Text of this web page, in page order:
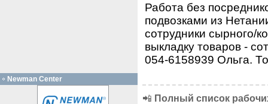
Работа без
подвозками из
сотрудники сырного/
выкладку товаров -
054-6158939 Ольга.
📲 Полный список
Newman Center